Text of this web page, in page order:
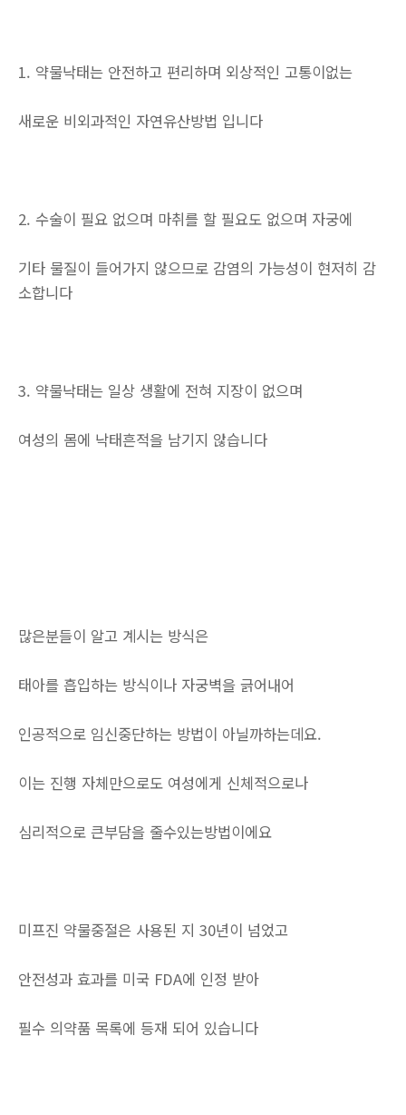
1. 약물낙태는 안전하고 편리하며 외상적인 고통이없는
새로운 비외과적인 자연유산방법 입니다
2. 수술이 필요 없으며 마취를 할 필요도 없으며 자궁에
기타 물질이 들어가지 않으므로 감염의 가능성이 현저히 감
소합니다
3. 약물낙태는 일상 생활에 전혀 지장이 없으며
여성의 몸에 낙태흔적을 남기지 않습니다
많은분들이 알고 계시는 방식은
태아를 흡입하는 방식이나 자궁벽을 긁어내어
인공적으로 임신중단하는 방법이 아닐까하는데요.
이는 진행 자체만으로도 여성에게 신체적으로나
심리적으로 큰부담을 줄수있는방법이에요
미프진 약물중절은 사용된 지 30년이 넘었고
안전성과 효과를 미국 FDA에 인정 받아
필수 의약품 목록에 등재 되어 있습니다